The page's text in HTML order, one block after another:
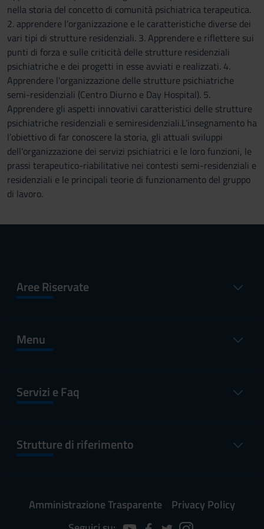
nella storia del concetto di comunità psichiatrica terapeutica.
2. apprendere l'organizzazione e le caratteristiche diverse dei
vari tipi di strutture residenziali. 3. Apprendere e riflettere sui
punti di forza e sulle criticità delle strutture residenziali
psichiatriche e dei progetti in esse avviati e realizzati. 4.
Apprendere l'organizzazione delle strutture psichiatriche
semi-residenziali (Centro Diurno e Day Hospital). 5.
Apprendere gli aspetti innovativi caratteristici delle strutture
psichiatriche residenziali e semiresidenziali.L’insegnamento ha
l’obiettivo di far conoscere la storia, gli attuali sviluppi
dell'organizzazione dei servizi psichiatrici e le loro funzioni, le
prassi terapeutico-riabilitative nei contesti semi-residenziali e
residenziali e le principali teorie di funzionamento del gruppo
di lavoro.
Aree Riservate
Menu
Servizi e Faq
Strutture di riferimento
Amministrazione Trasparente
Privacy Policy